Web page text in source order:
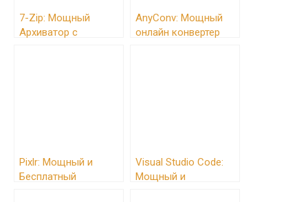
7-Zip: Мощный
Архиватор с
AnyConv: Мощный
онлайн конвертер
Pixlr: Мощный и
Бесплатный
Visual Studio Code:
Мощный и